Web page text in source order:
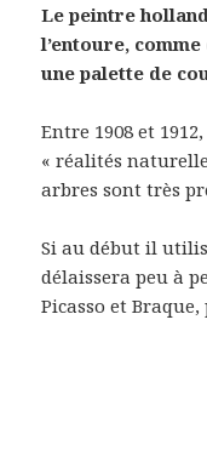
Le peintre
l’entoure,
une palette de
Entre 1908 et
« réalités
arbres sont très
Si au début il
délaissera peu à
Picasso et